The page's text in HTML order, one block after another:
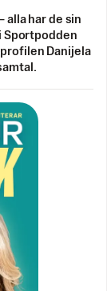
alla har de sin
Sportpodden
Danijela